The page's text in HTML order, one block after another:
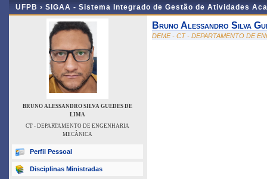
UFPB › SIGAA - Sistema Integrado de Gestão de Atividades
BRUNO ALESSANDRO SILVA GUEDES DE
LIMA
CT - DEPARTAMENTO DE ENGENHARIA
MECÂNICA
Perfil Pessoal
Disciplinas Ministradas
Bruno Alessandro Silva
DEME - CT - DEPARTAMENTO DE